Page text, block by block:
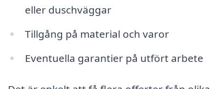
eller duschväggar
Tillgång på material och varor
Eventuella garantier på utfört arbete